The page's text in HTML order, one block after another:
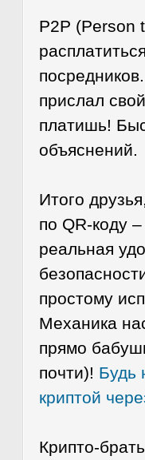
P2P (Person
прислал
платишь!
объяснений.
Итого
по QR-коду
реальная
простому
Механика
прямо
почти)! Будь
криптой
Крипто-